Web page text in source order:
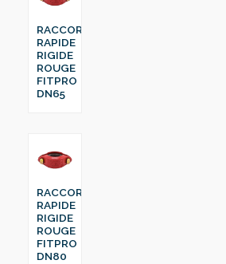
RACCORD
RAPIDE
RIGIDE
ROUGE
FITPRO
DN65
RACCORD
RAPIDE
RIGIDE
ROUGE
FITPRO
DN80